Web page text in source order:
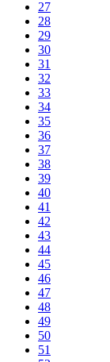
27
28
29
30
31
32
33
34
35
36
37
38
39
40
41
42
43
44
45
46
47
48
49
50
51